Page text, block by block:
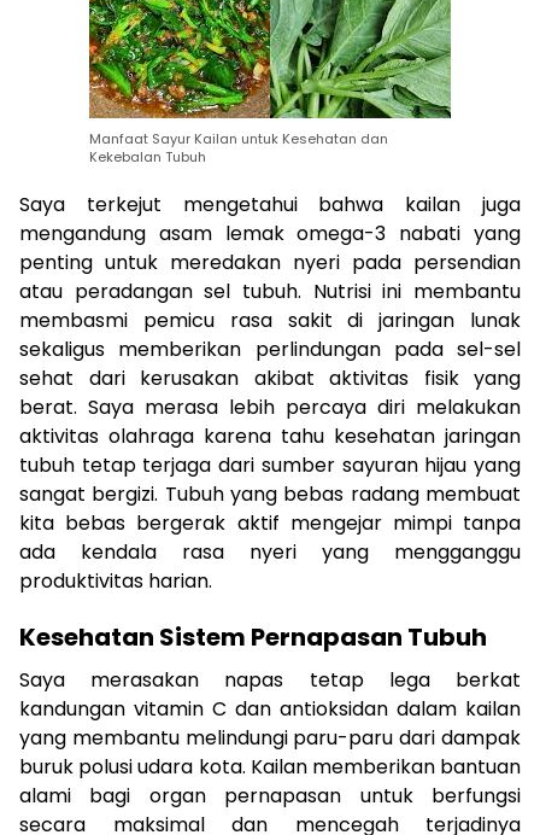
Manfaat Sayur Kailan untuk Kesehatan dan
Kekebalan Tubuh
Saya terkejut mengetahui bahwa kailan juga
mengandung asam lemak omega-3 nabati yang
penting untuk meredakan nyeri pada persendian
atau peradangan sel tubuh. Nutrisi ini membantu
membasmi pemicu rasa sakit di jaringan lunak
sekaligus memberikan perlindungan pada sel-sel
sehat dari kerusakan akibat aktivitas fisik yang
berat. Saya merasa lebih percaya diri melakukan
aktivitas olahraga karena tahu kesehatan jaringan
tubuh tetap terjaga dari sumber sayuran hijau yang
sangat bergizi. Tubuh yang bebas radang membuat
kita bebas bergerak aktif mengejar mimpi tanpa
ada kendala rasa nyeri yang mengganggu
produktivitas harian.
Kesehatan Sistem Pernapasan Tubuh
Saya merasakan napas tetap lega berkat
kandungan vitamin C dan antioksidan dalam kailan
yang membantu melindungi paru-paru dari dampak
buruk polusi udara kota. Kailan memberikan bantuan
alami bagi organ pernapasan untuk berfungsi
secara maksimal dan mencegah terjadinya